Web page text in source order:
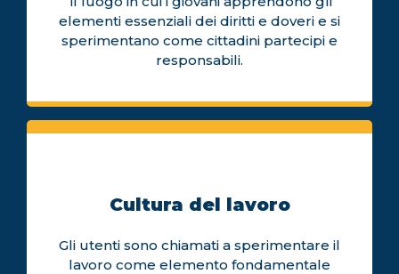
elementi essenziali dei diritti e doveri e si
sperimentano come cittadini partecipi e
responsabili.
Cultura del lavoro
Gli utenti sono chiamati a sperimentare il
lavoro come elemento fondamentale